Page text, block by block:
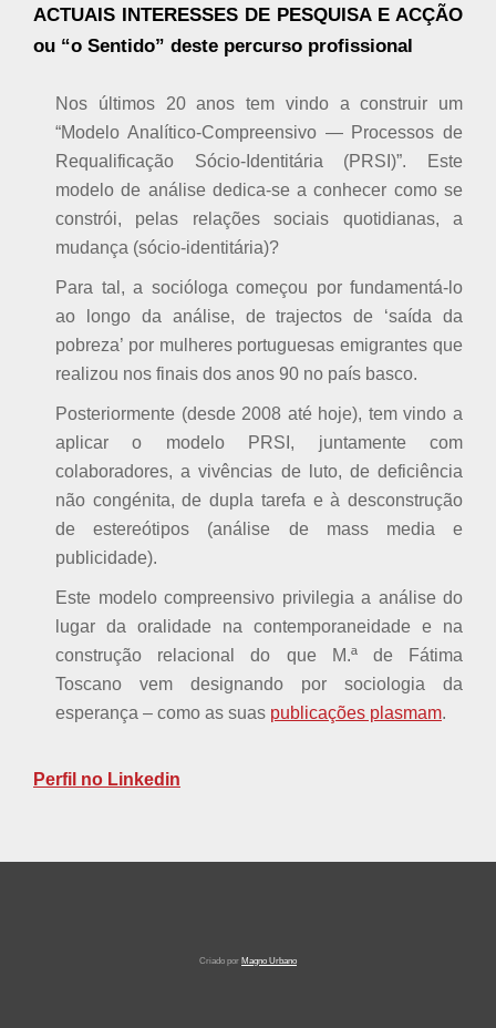
ACTUAIS INTERESSES DE PESQUISA E ACÇÃO
ou “o Sentido” deste percurso profissional
Nos últimos 20 anos tem vindo a construir um
“Modelo Analítico-Compreensivo — Processos de
Requalificação Sócio-Identitária (PRSI)”. Este
modelo de análise dedica-se a conhecer como se
constrói, pelas relações sociais quotidianas, a
mudança (sócio-identitária)?
Para tal, a socióloga começou por fundamentá-lo
ao longo da análise, de trajectos de ‘saída da
pobreza’ por mulheres portuguesas emigrantes que
realizou nos finais dos anos 90 no país basco.
Posteriormente (desde 2008 até hoje), tem vindo a
aplicar o modelo PRSI, juntamente com
colaboradores, a vivências de luto, de deficiência
não congénita, de dupla tarefa e à desconstrução
de estereótipos (análise de mass media e
publicidade).
Este modelo compreensivo privilegia a análise do
lugar da oralidade na contemporaneidade e na
construção relacional do que M.ª de Fátima
Toscano vem designando por sociologia da
esperança – como as suas publicações plasmam.
Perfil no Linkedin
Criado por Magno Urbano